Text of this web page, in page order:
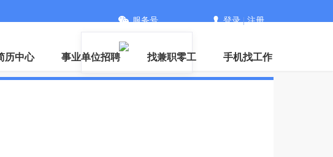
服务号 登录|注册
历中心 事业单位招聘 找兼职零工 手机找工作